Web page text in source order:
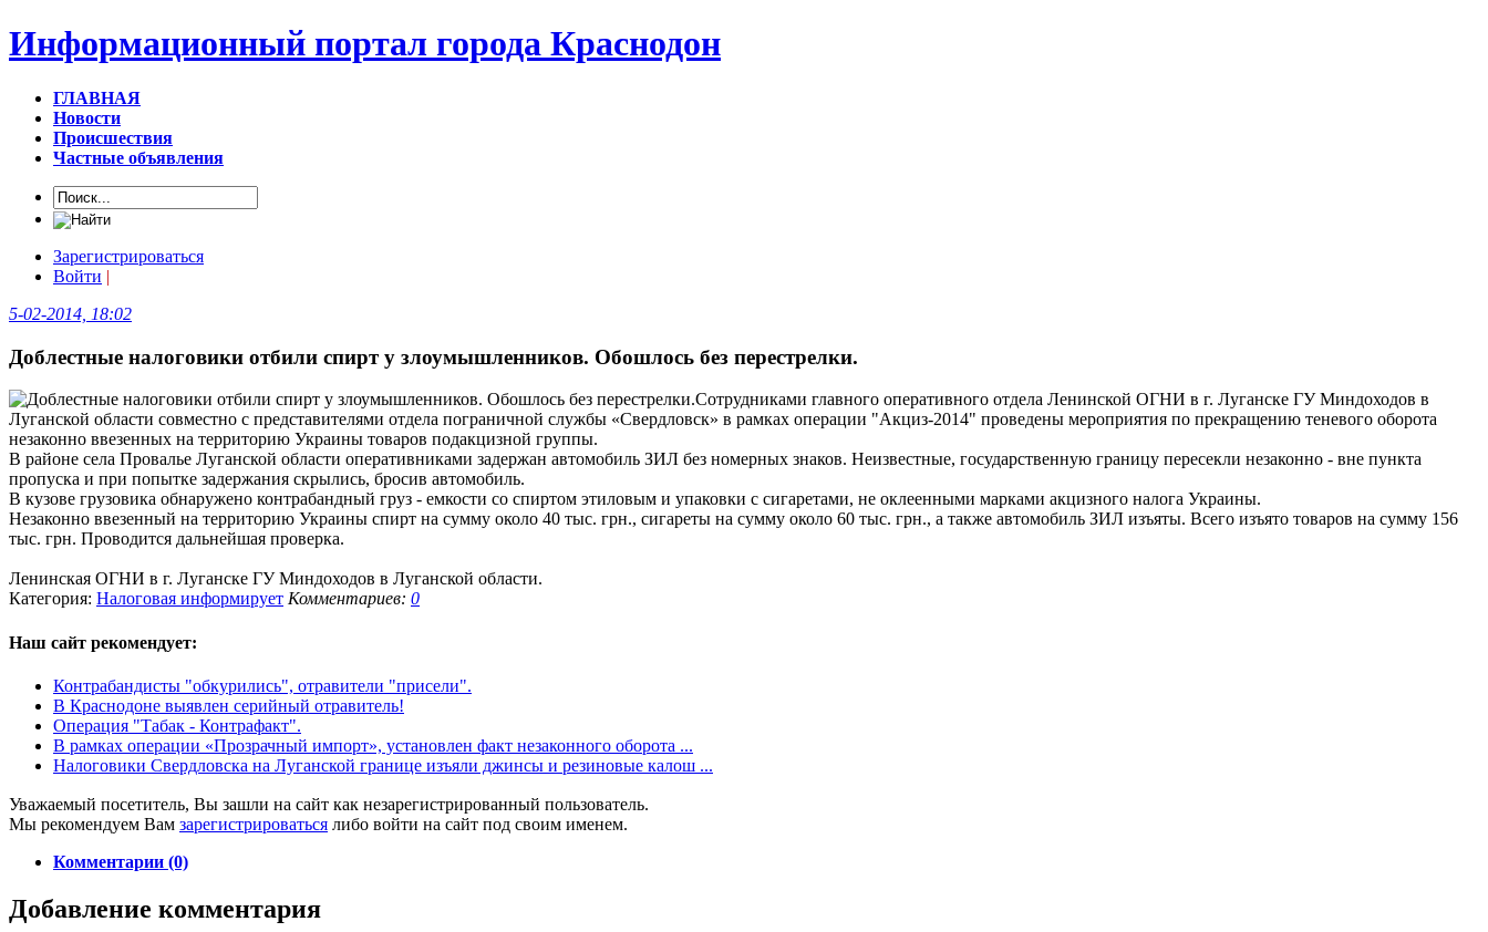
Информационный портал города Краснодон
ГЛАВНАЯ
Новости
Происшествия
Частные объявления
Зарегистрироваться
Войти |
5-02-2014, 18:02
Доблестные налоговики отбили спирт у злоумышленников. Обошлось без перестрелки.
Сотрудниками главного оперативного отдела Ленинской ОГНИ в г. Луганске ГУ Миндоходов в
Луганской области совместно с представителями отдела пограничной службы «Свердловск» в рамках операции "Акциз-2014" проведены мероприятия по прекращению теневого оборота
незаконно ввезенных на территорию Украины товаров подакцизной группы.
В районе села Провалье Луганской области оперативниками задержан автомобиль ЗИЛ без номерных знаков. Неизвестные, государственную границу пересекли незаконно - вне пункта
пропуска и при попытке задержания скрылись, бросив автомобиль.
В кузове грузовика обнаружено контрабандный груз - емкости со спиртом этиловым и упаковки с сигаретами, не оклеенными марками акцизного налога Украины.
Незаконно ввезенный на территорию Украины спирт на сумму около 40 тыс. грн., сигареты на сумму около 60 тыс. грн., а также автомобиль ЗИЛ изъяты. Всего изъято товаров на сумму 156
тыс. грн. Проводится дальнейшая проверка.
Ленинская ОГНИ в г. Луганске ГУ Миндоходов в Луганской области.
Категория: Налоговая информирует Комментариев: 0
Наш сайт рекомендует:
Контрабандисты "обкурились", отравители "присели".
В Краснодоне выявлен серийный отравитель!
Операция "Табак - Контрафакт".
В рамках операции «Прозрачный импорт», установлен факт незаконного оборота ...
Налоговики Свердловска на Луганской границе изъяли джинсы и резиновые калош ...
Уважаемый посетитель, Вы зашли на сайт как незарегистрированный пользователь.
Мы рекомендуем Вам зарегистрироваться либо войти на сайт под своим именем.
Комментарии (0)
Добавление комментария